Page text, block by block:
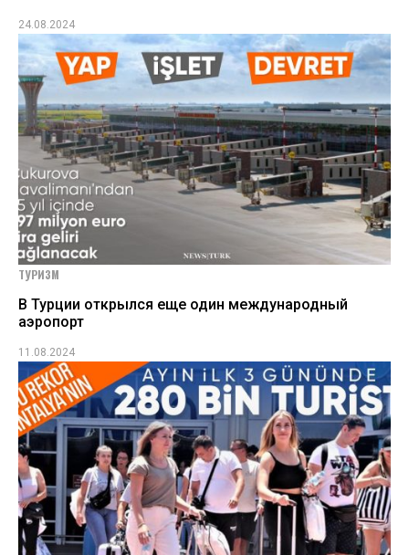
24.08.2024
ТУРИЗМ
В Турции открылся еще один международный
аэропорт
11.08.2024